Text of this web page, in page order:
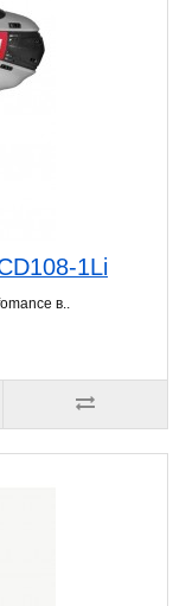
1Li
в..